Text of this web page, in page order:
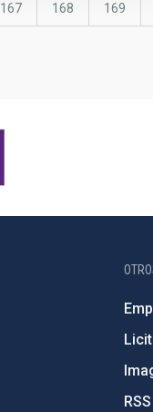
Página
167 Página
168 Página
169
RSS